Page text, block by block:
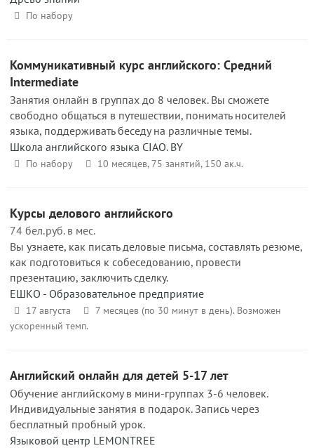
По набору
Коммуникативный курс английского: Средний
Intermediate
Занятия онлайн в группах до 8 человек. Вы сможете
свободно общаться в путешествии, понимать носителей
языка, поддерживать беседу на различные темы.
Школа английского языка CIAO. BY
По набору 10 месяцев, 75 занятий, 150 ак.ч.
Курсы делового английского
74 бел.руб. в мес.
Вы узнаете, как писать деловые письма, составлять резюме,
как подготовиться к собеседованию, провести
презентацию, заключить сделку.
ЕШКО - Образовательное предприятие
17 августа
7 месяцев (по 30 минут в день). Возможен
ускоренный темп.
Английский онлайн для детей 5-17 лет
Обучение английскому в мини-группах 3-6 человек.
Индивидуальные занятия в подарок. Запись через
бесплатный пробный урок.
Языковой центр LEMONTREE